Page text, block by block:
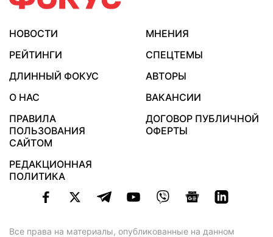
НОВОСТИ
МНЕНИЯ
РЕЙТИНГИ
СПЕЦТЕМЫ
ДЛИННЫЙ ФОКУС
АВТОРЫ
О НАС
ВАКАНСИИ
ПРАВИЛА
ПОЛЬЗОВАНИЯ
САЙТОМ
ДОГОВОР ПУБЛИЧНОЙ
ОФЕРТЫ
РЕДАКЦИОННАЯ
ПОЛИТИКА
Все права на материалы, опубликованные на данном